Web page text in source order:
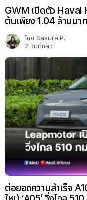
GWM เปิดตัว Haval
ต้นเพียง 1.04 ล้านบาท
โดย Sakura P.
2 วันที่แล้ว
ต่อยอดความสำเร็จ